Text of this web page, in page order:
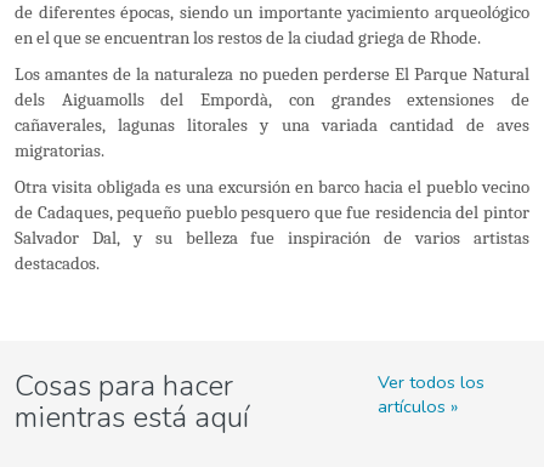
de diferentes épocas, siendo un importante yacimiento arqueológico
en el que se encuentran los restos de la ciudad griega de Rhode.
Los amantes de la naturaleza no pueden perderse El Parque Natural
dels Aiguamolls del Empordà, con grandes extensiones de
cañaverales, lagunas litorales y una variada cantidad de aves
migratorias.
Otra visita obligada es una excursión en barco hacia el pueblo vecino
de Cadaques, pequeño pueblo pesquero que fue residencia del pintor
Salvador Dal, y su belleza fue inspiración de varios artistas
destacados.
Cosas para hacer
mientras está aquí
Ver todos los
artículos